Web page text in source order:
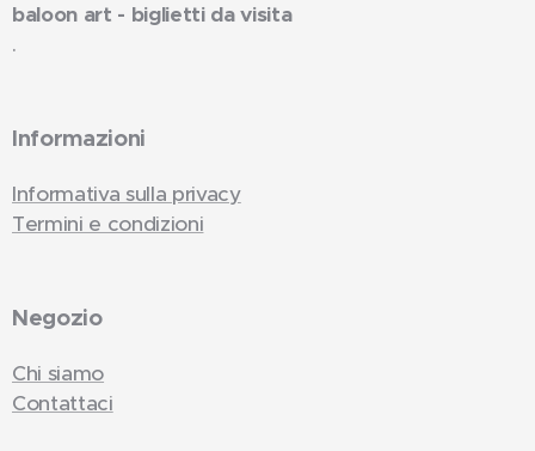
baloon art - biglietti da visita
.
Informazioni
Informativa sulla privacy
Termini e condizioni
Negozio
Chi siamo
Contattaci